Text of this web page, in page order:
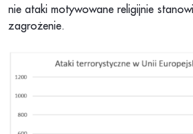
nie ataki motywowane religijnie
zagrożenie.